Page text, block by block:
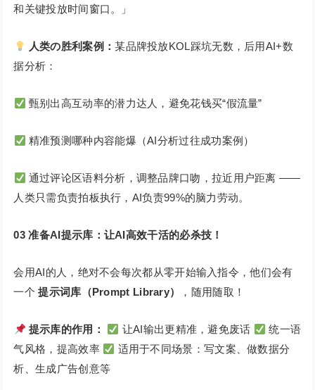
和关键投放时间窗口。」
人类の胜利案例：某品牌投放KOL踩坑无数，后用AI+数
据分析：
甄别出高互动率的潜力达人，避免花钱买“假流量”
精准预测哪种内容能爆（AI分析过往成功案例）
通过评论区语料分析，调整品牌口吻，拉近用户距离 ——
人类只需负责拍板执行，AI负责99%的脑力劳动。
03 准备AI提示库：让AI高效干活的必杀技！
会用AI的人，绝对不会每次都从零开始输入指令，他们会有
一个提示词库（Prompt Library） ，随用随取！
提示库的作用： 让AI输出更精准，避免废话
统一语
气风格，提高效率
适用于不同场景：写文案、做数据分
析、生成广告创意等